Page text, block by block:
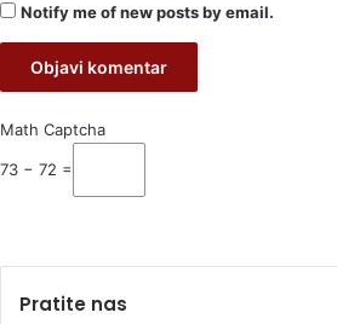
Notify me of new posts by email.
Math Captcha
73 − 72 =
Pratite nas